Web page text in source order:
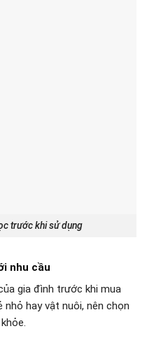
trước khi sử dụng
nhu cầu
gia đình trước khi mua
hay vật nuôi, nên chọn